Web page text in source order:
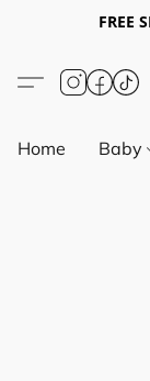
FREE
Home Baby